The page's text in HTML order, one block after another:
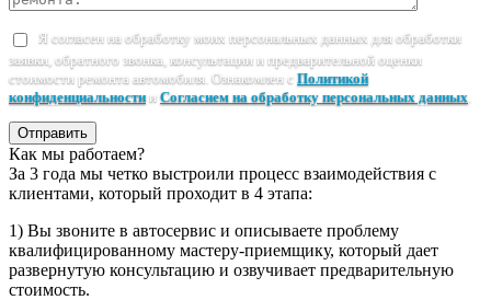
Я согласен на обработку моих персональных данных для обработки
заявки, обратного звонка, консультации и предварительной оценки
стоимости ремонта автомобиля. Ознакомлен с Политикой
конфиденциальностии Согласием на обработку персональных данных
Отправить
Как мы работаем?
За 3 года мы четко выстроили процесс взаимодействия с
клиентами, который проходит в 4 этапа:
1) Вы звоните в автосервис и описываете проблему
квалифицированному мастеру-приемщику, который дает
развернутую консультацию и озвучивает предварительную
стоимость.